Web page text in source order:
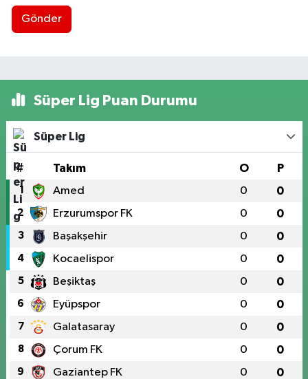
Gönder
Süper Lig Puan Durumu
Süper Lig
# Takım O P
1 Amed 0 0
2 Erzurumspor FK 0 0
3 Başakşehir 0 0
4 Kocaelispor 0 0
5 Beşiktaş 0 0
6 Eyüpspor 0 0
7 Galatasaray 0 0
8 Çorum FK 0 0
9 Gaziantep FK 0 0